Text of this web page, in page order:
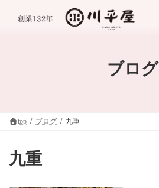
ブログ
top ブログ 九重
九重